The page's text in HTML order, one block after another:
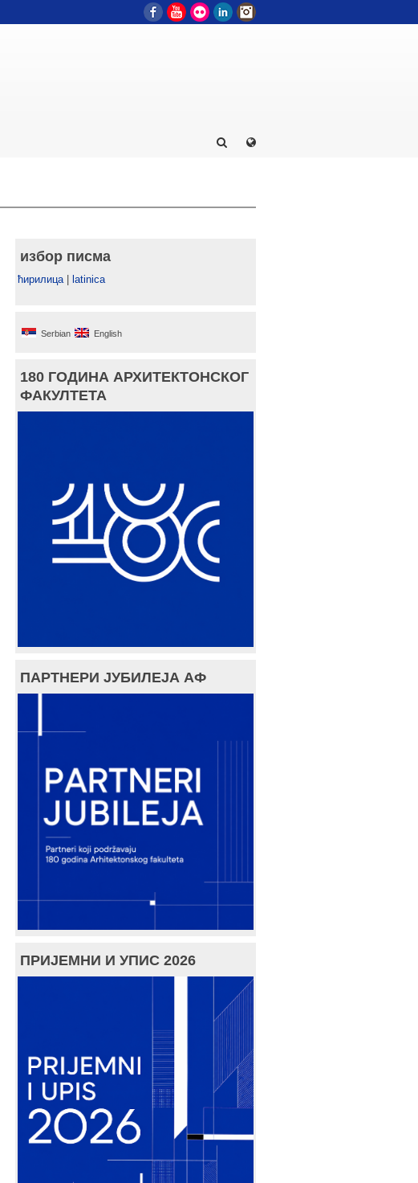
FacebookYouTube
Flickr LinkedIn
избор писма
ћирилица| latinica
Serbian English
180 ГОДИНА АРХИТЕКТОНСКОГ
ФАКУЛТЕТА
ПАРТНЕРИ ЈУБИЛЕЈА АФ
ПРИЈЕМНИ И УПИС 2026